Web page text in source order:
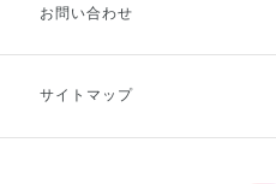
お支払方法
キャンセル・返品・交換
お問い合わせ
サイトマップ